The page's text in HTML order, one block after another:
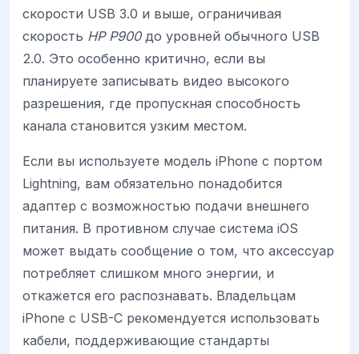
скорости USB 3.0 и выше, ограничивая
скорость HP P900до уровней обычного USB
2.0. Это особенно критично, если вы
планируете записывать видео высокого
разрешения, где пропускная способность
канала становится узким местом.
Если вы используете модель iPhone с портом
Lightning, вам обязательно понадобится
адаптер с возможностью подачи внешнего
питания. В противном случае система iOS
может выдать сообщение о том, что аксессуар
потребляет слишком много энергии, и
откажется его распознавать. Владельцам
iPhone с USB-C рекомендуется использовать
кабели, поддерживающие стандарты